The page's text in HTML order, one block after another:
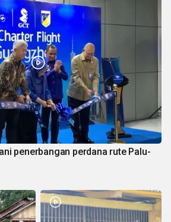
penerbangan perdana rute Palu-